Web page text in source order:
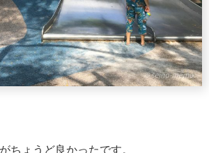
ちょうど良かったです。